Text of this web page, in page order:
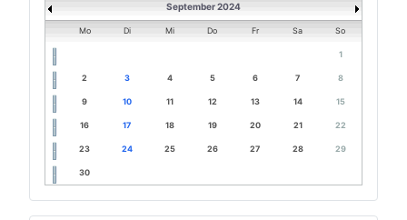
September 2024
Mo Di Mi Do Fr Sa So
1
2 3 4 5 6 7 8
9 10 11 12 13 14 15
16 17 18 19 20 21 22
23 24 25 26 27 28 29
30